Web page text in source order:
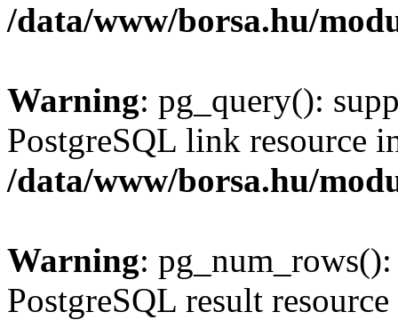
/data/www/borsa.hu/
Warning: pg_query():
PostgreSQL link resource
/data/www/borsa.hu/
Warning:
PostgreSQL result